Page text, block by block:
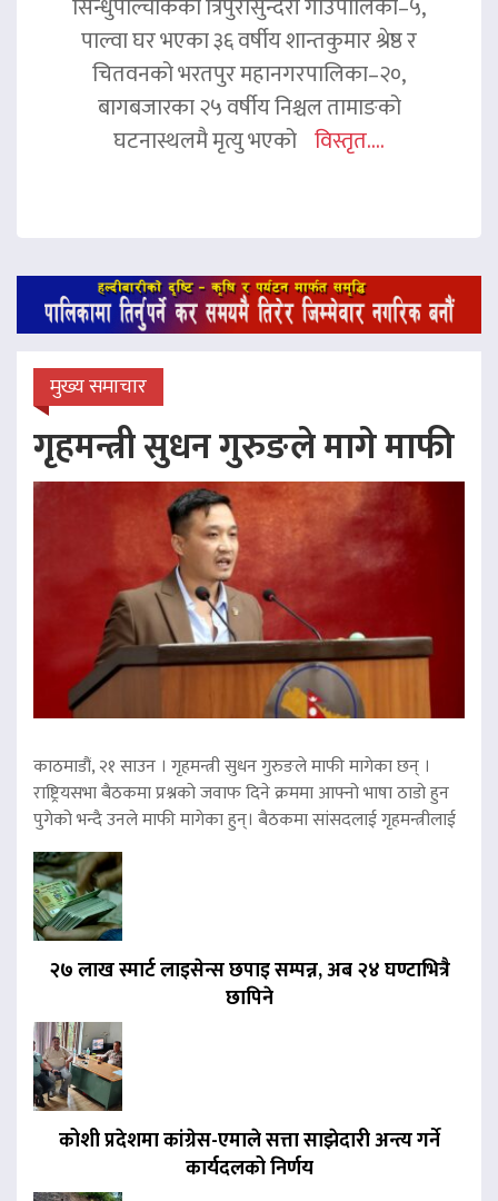
पाल्वा घर भएका ३६ वर्षीय शान्तकुमार श्रेष्ठ र
चितवनको भरतपुर महानगरपालिका–२०,
बागबजारका २५ वर्षीय निश्चल तामाङको
घटनास्थलमै मृत्यु भएको विस्तृत....
मुख्य समाचार
गृहमन्त्री सुधन गुरुङले मागे माफी
काठमाडौं, २१ साउन । गृहमन्त्री सुधन गुरुङले माफी मागेका छन् ।
राष्ट्रियसभा बैठकमा प्रश्नको जवाफ दिने क्रममा आफ्नो भाषा ठाडो हुन
पुगेको भन्दै उनले माफी मागेका हुन्। बैठकमा सांसदलाई गृहमन्त्रीलाई
२७ लाख स्मार्ट लाइसेन्स छपाइ सम्पन्न, अब २४ घण्टाभित्रै
छापिने
कोशी प्रदेशमा कांग्रेस-एमाले सत्ता साझेदारी अन्त्य गर्ने
कार्यदलको निर्णय